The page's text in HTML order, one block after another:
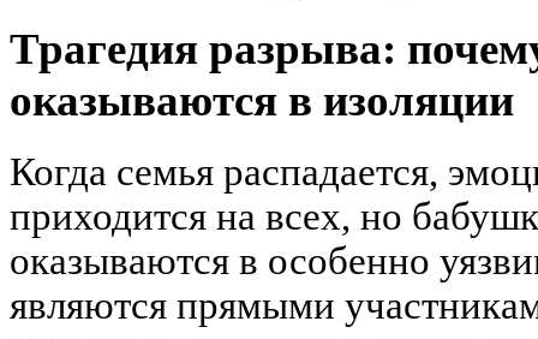
Трагедия разрыва:
оказываются в изоляции
Когда семья распадается,
приходится на всех, но
оказываются в особенно
являются прямыми